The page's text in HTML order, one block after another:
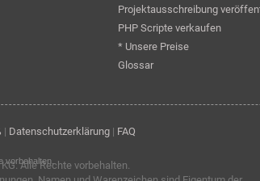
Projektausschreibung
PHP Scripte verkaufen
* Unsere Preise
Glossar
| Datenschutzerklärung| FAQ
. Alle Rechte vorbehalten.
vorbehalten.